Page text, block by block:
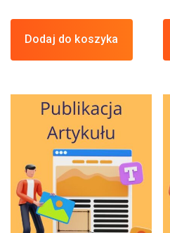
Dodaj do koszyka